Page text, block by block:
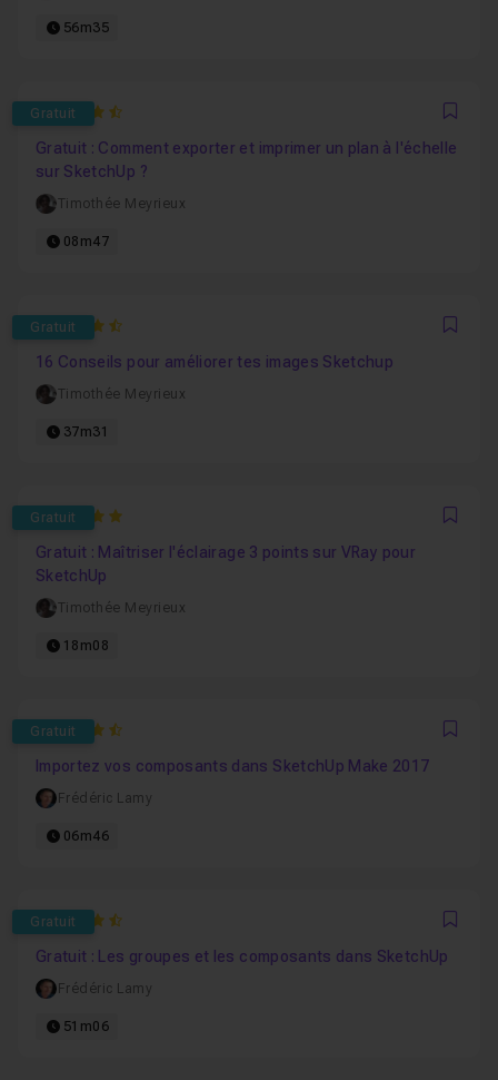
56m35
Gratuit
4.7777777777778
Gratuit : Comment exporter et imprimer un plan à l'échelle
sur SketchUp ?
Timothée Meyrieux
08m47
Gratuit
4.8846153846154
16 Conseils pour améliorer tes images Sketchup
Timothée Meyrieux
37m31
Gratuit
5
Gratuit : Maîtriser l'éclairage 3 points sur VRay pour
SketchUp
Timothée Meyrieux
18m08
Gratuit
4.9090909090909
Importez vos composants dans SketchUp Make 2017
Frédéric Lamy
06m46
Gratuit
4.9047619047619
Gratuit : Les groupes et les composants dans SketchUp
Frédéric Lamy
51m06